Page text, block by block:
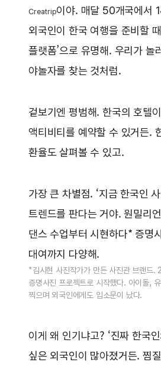
Creatrip이야. 매달 50개국에서
외국인이 한국 여행을 준비할
플랫폼’으로 유명해. 우리가 놀
야놀자를 찾는 것처럼.
겉보기엔 평범해. 한국의 호텔
액티비티를 예약할 수 있거든.
환율도 살펴볼 수 있고.
가장 큰 차별점. ‘지금 한국인
트렌드를 판다는 거야. 원밀리
댄스 수업부터 시현하다* 증명
대여까지 다양해.
*김시현 사진작가가 만든 사진관 브랜드.
증명사진 프로젝트로 시작했다. 아이돌,
찍으며 외국인에게도 입소문이 났다.
이게 왜 인기냐고? ‘진짜 한국
싶은 외국인이 많아졌거든. 찜